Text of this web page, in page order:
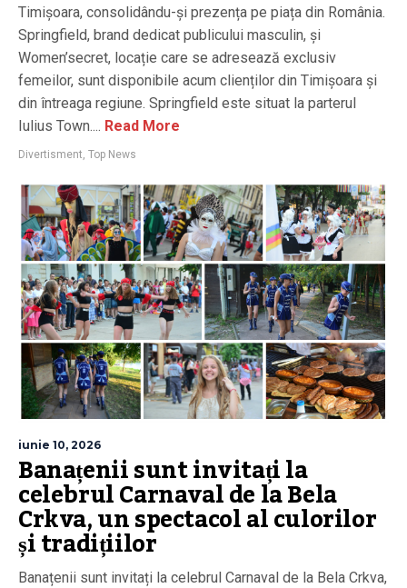
Timișoara, consolidându-și prezența pe piața din România.
Springfield, brand dedicat publicului masculin, și
Women’secret, locație care se adresează exclusiv
femeilor, sunt disponibile acum clienților din Timișoara și
din întreaga regiune. Springfield este situat la parterul
Iulius Town.... Read More
Divertisment, Top News
iunie 10, 2026
Banațenii sunt invitați la
celebrul Carnaval de la Bela
Crkva, un spectacol al culorilor
și tradițiilor
Banațenii sunt invitați la celebrul Carnaval de la Bela Crkva,